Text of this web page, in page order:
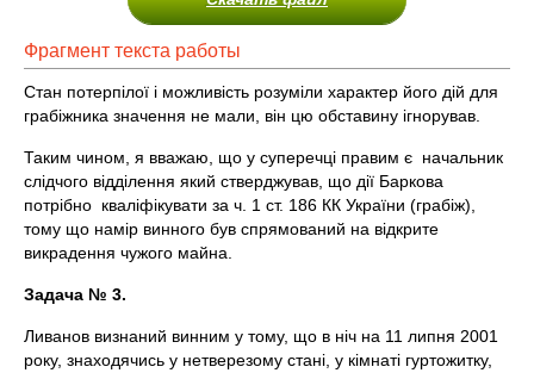
Фрагмент текста работы
Стан потерпілої і можливість розуміли характер його дій для
грабіжника значення не мали, він цю обставину ігнорував.
Таким чином, я вважаю, що у суперечці правим є начальник
слідчого відділення який стверджував, що дії Баркова
потрібно кваліфікувати за ч. 1 ст. 186 КК України (грабіж),
тому що намір винного був спрямований на відкрите
викрадення чужого майна.
Задача № 3.
Ливанов визнаний винним у тому, що в ніч на 11 липня 2001
року, знаходячись у нетверезому стані, у кімнаті гуртожитку,